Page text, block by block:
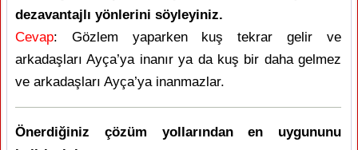
dezavantajlı yönlerini söyleyiniz.
Cevap: Gözlem yaparken kuş tekrar gelir ve
arkadaşları Ayça’ya inanır ya da kuş bir daha gelmez
ve arkadaşları Ayça’ya inanmazlar.
Önerdiğiniz çözüm yollarından en uygununu